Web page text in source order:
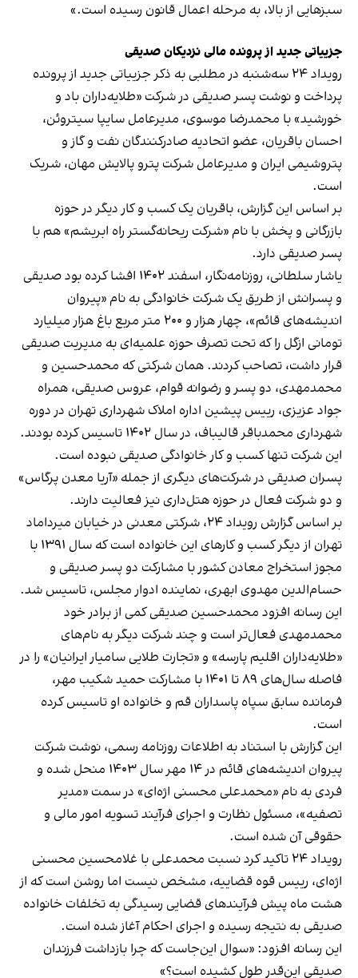
سبز‌هایی از بالا، به مرحله اعمال قانون رسیده است.»
جزییاتی جدید از پرونده مالی نزدیکان صدیقی
رویداد ۲۴ سه‌شنبه در مطلبی به ذکر جزییاتی جدید از پرونده
پرداخت و نوشت پسر صدیقی در شرکت «طلایه‌داران باد و
خورشید» با محمدرضا موسوی، مدیرعامل سایپا سیتروئن،
احسان باقریان، عضو اتحادیه صادرکنندگان نفت و گاز و
پتروشیمی ایران و مدیرعامل شرکت پترو پالایش مهان، شریک
است.
بر اساس این گزارش، باقریان یک کسب و کار دیگر در حوزه
بازرگانی و پخش با نام «شرکت ریحانه‌گستر راه ابریشم» هم با
پسر صدیقی دارد.
یاشار سلطانی، روزنامه‌نگار، اسفند ۱۴۰۲ افشا کرده بود صدیقی
و پسرانش از طریق یک شرکت خانوادگی به نام «پیروان
اندیشه‌های قائم»، چهار هزار و ۲۰۰ متر مربع باغ هزار میلیارد
تومانی ازگل را که تحت تصرف حوزه علمیه‌‌‌ای به مدیریت صدیقی
قرار داشت، تصاحب کردند. همان شرکتی که محمدحسین و
محمد‌مهدی، دو پسر و رضوانه قوام، عروس صدیقی، همراه
جواد عزیزی، رییس پیشین اداره املاک شهرداری تهران در دوره
شهرداری محمدباقر قالیباف، در سال ۱۴۰۲ تاسیس کرده بودند.
این شرکت تنها کسب و کار خانوادگی صدیقی نبوده است.
پسران صدیقی در شرکت‌های دیگری از جمله «آریا معدن پرگاس»
و دو شرکت فعال در حوزه هتل‌داری نیز فعالیت دارند.
بر اساس گزارش رویداد ۲۴، شرکتی معدنی در خیابان میرداماد
تهران از دیگر کسب و کارهای این خانواده است که سال ۱۳۹۱ با
مجوز استخراج معادن کشور با مشارکت دو پسر صدیقی و
حسام‌الدین مهدوی ابهری، نماینده ادوار مجلس، تاسیس شد.
این رسانه افزود محمد‌حسین صدیقی کمی از برادر خود
محمد‌مهدی فعال‌تر است و چند شرکت دیگر به نام‌های
«طلایه‌داران اقلیم پارسه» و «تجارت طلایی سامیار ایرانیان» را در
فاصله سال‌های ۸۹ تا ۱۴۰۱ با مشارکت حمید شکیب مهر،
فرمانده سابق سپاه پاسداران قم و خانواده او تاسیس کرده
است.
این گزارش با استناد به اطلاعات روزنامه رسمی، نوشت شرکت
پیروان اندیشه‌های قائم در ۱۴ مهر سال ۱۴۰۳ منحل شده و
فردی به نام «محمدعلی محسنی اژه‌ای» در سمت «مدیر
تصفیه»، مسئول نظارت و اجرای فرآیند تسویه امور مالی و
حقوقی آن شده است.
رویداد ۲۴ تاکید کرد نسبت محمدعلی با غلامحسین محسنی
اژه‌ای، رییس قوه قضاییه، مشخص نیست اما روشن است که از
هشت ماه پیش فرآیند‌های قضایی رسیدگی به تخلفات خانواده
صدیقی به نتیجه رسیده و اجرای احکام آغاز شده است.
این رسانه افزود: «سوال این‌جاست که چرا بازداشت فرزندان
صدیقی این‌قدر طول کشیده است؟»